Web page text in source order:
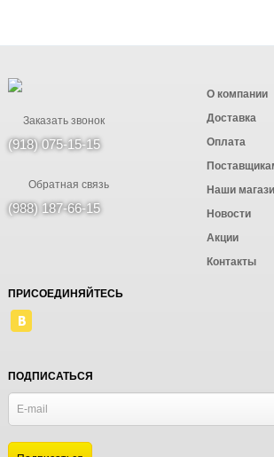
Заказать звонок
(918) 075-15-15
Обратная связь
(988) 187-66-15
О компании
Доставка
Оплата
Наши
Новости
Акции
Контакты
ПРИСОЕДИНЯЙТЕСЬ
ПОДПИСАТЬСЯ